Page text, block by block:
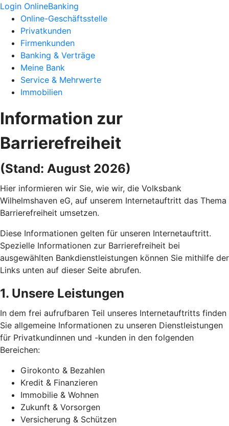
Login OnlineBanking
Online-Geschäftsstelle
Privatkunden
Firmenkunden
Banking & Verträge
Meine Bank
Service & Mehrwerte
Immobilien
Information zur
Barrierefreiheit
(Stand: August 2026)
Hier informieren wir Sie, wie wir, die Volksbank
Wilhelmshaven eG, auf unserem Internetauftritt das Thema
Barrierefreiheit umsetzen.
Diese Informationen gelten für unseren Internetauftritt.
Spezielle Informationen zur Barrierefreiheit bei
ausgewählten Bankdienstleistungen können Sie mithilfe der
Links unten auf dieser Seite abrufen.
1. Unsere Leistungen
In dem frei aufrufbaren Teil unseres Internetauftritts finden
Sie allgemeine Informationen zu unseren Dienstleistungen
für Privatkundinnen und -kunden in den folgenden
Bereichen:
Girokonto & Bezahlen
Kredit & Finanzieren
Immobilie & Wohnen
Zukunft & Vorsorgen
Versicherung & Schützen